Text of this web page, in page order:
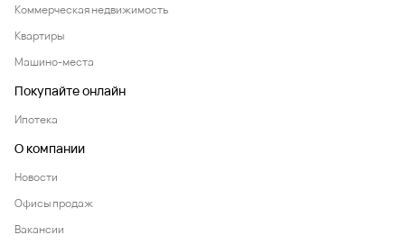
Коммерческая недвижимость
Квартиры
Машино-места
Покупайте онлайн
Ипотека
О компании
Новости
Офисы продаж
Вакансии